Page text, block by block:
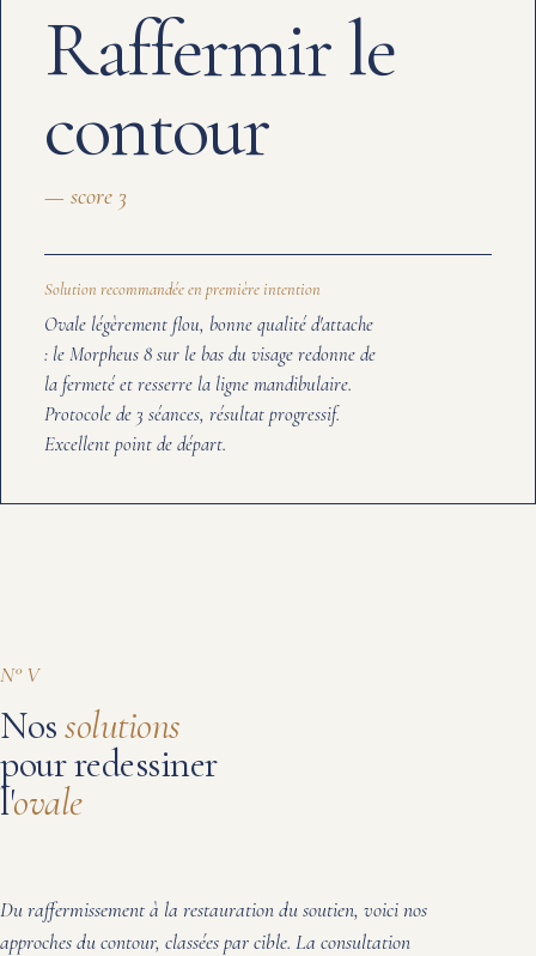
Raffermir le
contour
— score 3
Solution recommandée en première intention
Ovale légèrement flou, bonne qualité d'attache
: le Morpheus 8 sur le bas du visage redonne de
la fermeté et resserre la ligne mandibulaire.
Protocole de 3 séances, résultat progressif.
Excellent point de départ.
N° V
Nossolutions
pour redessiner
l'ovale
Du raffermissement à la restauration du soutien, voici nos
approches du contour, classées par cible. La consultation